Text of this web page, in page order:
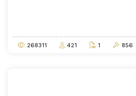
268311 421 1 856